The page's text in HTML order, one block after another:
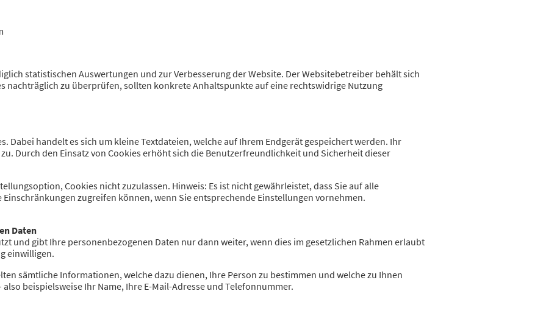
statistischen Auswertungen und zur Verbesserung der Website. Der Websitebetreiber behält sich
nachträglich zu überprüfen, sollten konkrete Anhaltspunkte auf eine rechtswidrige Nutzung
Dabei handelt es sich um kleine Textdateien, welche auf Ihrem Endgerät gespeichert werden. Ihr
Durch den Einsatz von Cookies erhöht sich die Benutzerfreundlichkeit und Sicherheit dieser
Cookies nicht zuzulassen. Hinweis: Es ist nicht gewährleistet, dass Sie auf alle
zugreifen können, wenn Sie entsprechende Einstellungen vornehmen.
Daten
und gibt Ihre personenbezogenen Daten nur dann weiter, wenn dies im gesetzlichen Rahmen erlaubt
einwilligen.
sämtliche Informationen, welche dazu dienen, Ihre Person zu bestimmen und welche zu Ihnen
beispielsweise Ihr Name, Ihre E-Mail-Adresse und Telefonnummer.